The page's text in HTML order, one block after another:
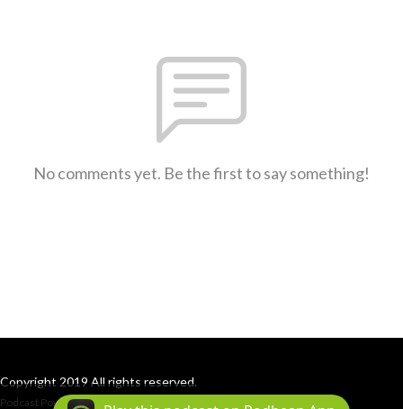
No comments yet. Be the first to say something!
Copyright 2019 All rights reserved.
Podcast Powered By Podbean